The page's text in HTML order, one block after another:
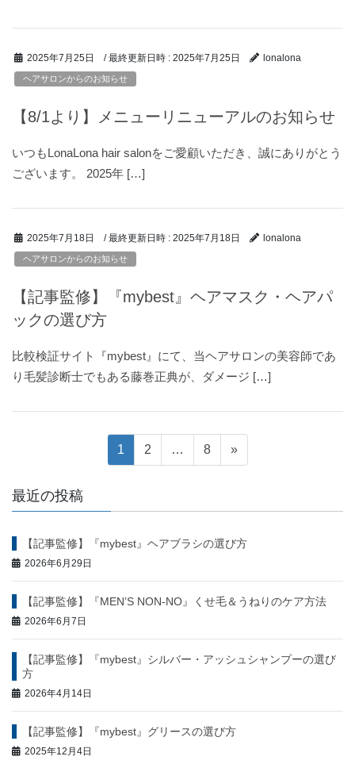
2025年7月25日 / 最終更新日時 : 2025年7月25日 lonalona
ヘアサロンからのお知らせ
【8/1より】メニューリニューアルのお知らせ
いつもLonaLona hair salonをご愛顧いただき、誠にありがとう
ございます。 2025年 […]
2025年7月18日 / 最終更新日時 : 2025年7月18日 lonalona
ヘアサロンからのお知らせ
【記事監修】『mybest』ヘアマスク・ヘアパ
ックの選び方
比較検証サイト『mybest』にて、当ヘアサロンの美容師であ
り毛髪診断士でもある藤巻正典が、ダメージ […]
稿
ビ
ゲ
ー
シ
ョ
ン
固
定
ー
1
固
定
ー
2 …
固
定
ー
8 »
最近の投稿
【記事監修】『mybest』ヘアブラシの選び方
2026年6月29日
【記事監修】『MEN’S NON-NO』くせ毛＆うねりのケア方法
2026年6月7日
【記事監修】『mybest』シルバー・アッシュシャンプーの選び
方
2026年4月14日
【記事監修】『mybest』グリースの選び方
2025年12月4日